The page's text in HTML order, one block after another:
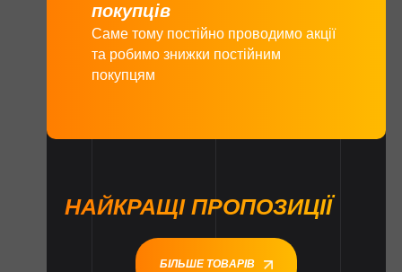
покупців
Саме тому постійно проводимо акції
та робимо знижки постійним
покупцям
НАЙКРАЩІ ПРОПОЗИЦІЇ
БІЛЬШЕ ТОВАРІВ